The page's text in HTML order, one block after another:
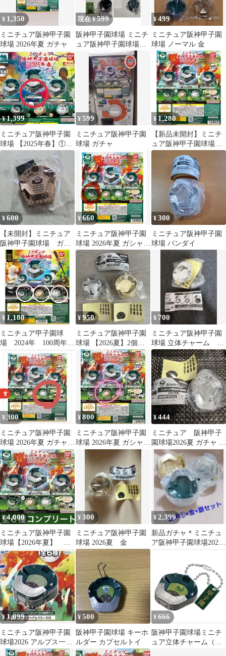
¥ 1,350
ミニチュア阪神甲子園
球場 2026年夏 ガチャ
現在 ¥599
阪神甲子園球場 ミニチ
ュア阪神甲子園球場
2025年夏 3種セット(音
無し)
¥499
ミニチュア阪神甲子園
球場 ノーマル 金
¥1,399
ミニチュア阪神甲子園
球場 【2025年春】①阪
神甲子園球場ミニチュ
ア サイレン＋
¥599
ミニチュア阪神甲子園
球場 ガチャ
¥1,280
【新品未開封】ミニチ
ュア阪神甲子園球場
2026年夏 ２個セット ガ
チャポン
¥600
【未開封】ミニチュア
阪神甲子園球場 ガチ
ャ 金Ver(最終価格)
¥660
ミニチュア阪神甲子園
球場 2026年夏 ガシャポ
ン 全6種 ノーマルver
¥300
ミニチュア阪神甲子園
球場 バンダイ
¥1,180
ミニチュア甲子園球
場 2024年 100周年記
念 ガチャ チャーム3
種セット
¥950
ミニチュア阪神甲子園
球場 【2026夏】2個セ
ット
¥ 700
ミニチュア阪神甲子園
球場 立体チャーム
2026年版
¥ 300
ミニチュア阪神甲子園
球場 2026年夏 ガチャ
バンダイ 銀
¥800
ミニチュア阪神甲子園
球場 2026年夏 ガシャポ
¥444
ミニチュア 阪神甲子
園球場2026夏 ガチャ 新
品
¥4,000
ミニチュア阪神甲子園
球場【2026年夏】 ガ
チャ 新品内袋未開封
¥300
ミニチュア阪神甲子園
球場 2026夏 金
¥2,399
新品ガチャ＊ミニチュ
ア阪神甲子園球場2026
¥1,099
ミニチュア阪神甲子園
球場2026 アルプス一万
尺
¥500
阪神甲子園球場 キーホ
ルダー カプセルトイ
¥ 666
阪神甲子園球場ミニチ
ュア立体チャーム（音